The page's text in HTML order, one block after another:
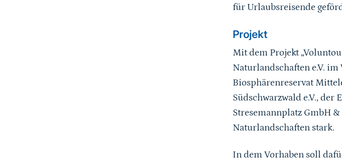
für Urlaubsreisende
Projekt
Mit dem Projekt
Naturlandschaften e.V.
Biosphärenreservat
Südschwarzwald e.V., der
Stresemannplatz GmbH
Naturlandschaften stark.
In dem Vorhaben soll